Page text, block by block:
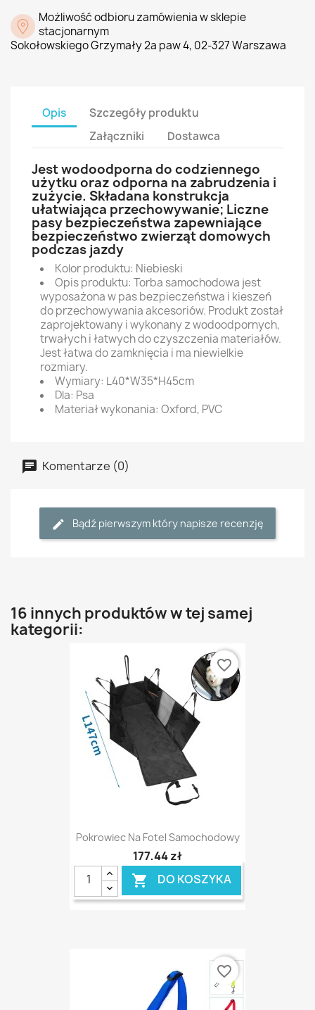
Możliwość odbioru zamówienia w sklepie
stacjonarnym
Sokołowskiego Grzymały 2a paw 4, 02-327 Warszawa
Opis
Szczegóły produktu
Załączniki
Dostawca
Jest wodoodporna do codziennego
użytku oraz odporna na zabrudzenia i
zużycie. Składana konstrukcja
ułatwiająca przechowywanie; Liczne
pasy bezpieczeństwa zapewniające
bezpieczeństwo zwierząt domowych
podczas jazdy
Kolor produktu: Niebieski
Opis produktu: Torba samochodowa jest
wyposażona w pas bezpieczeństwa i kieszeń
do przechowywania akcesoriów. Produkt został
zaprojektowany i wykonany z wodoodpornych,
trwałych i łatwych do czyszczenia materiałów.
Jest łatwa do zamknięcia i ma niewielkie
rozmiary.
Wymiary: L40*W35*H45cm
Dla: Psa
Materiał wykonania: Oxford, PVC
Komentarze (0)
Bądź pierwszym który napisze recenzję
16 innych produktów w tej samej
kategorii:
Pokrowiec Na Fotel Samochodowy
177,44 zł
 DO KOSZYKA
favorite_border
favorite_border